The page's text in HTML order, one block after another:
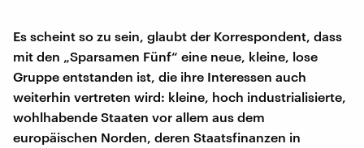
Es scheint so zu sein, glaubt der Korrespondent, dass
mit den „Sparsamen Fünf“ eine neue, kleine, lose
Gruppe entstanden ist, die ihre Interessen auch
weiterhin vertreten wird: kleine, hoch industrialisierte,
wohlhabende Staaten vor allem aus dem
europäischen Norden, deren Staatsfinanzen in